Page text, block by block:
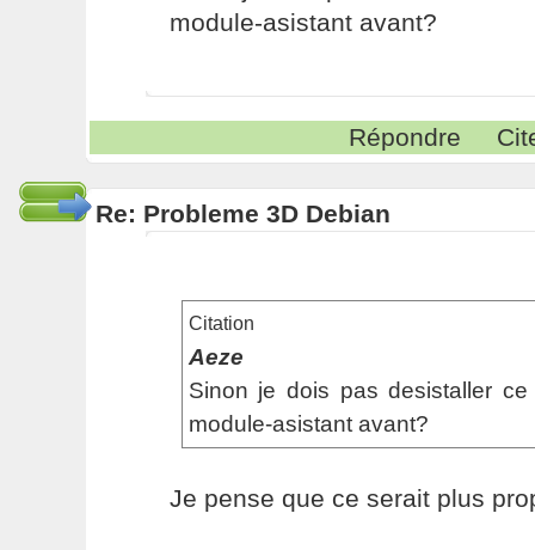
module-asistant avant?
Répondre
Re: Probleme 3D Debian
Citation
Aeze
Sinon je dois pas desistaller
module-asistant avant?
Je pense que ce serait plus